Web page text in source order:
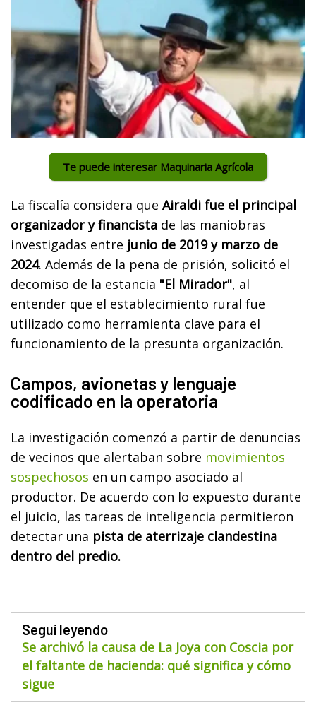
Te puede interesar Maquinaria Agrícola
La fiscalía considera que Airaldi fue el principal
organizador y financista de las maniobras
investigadas entre junio de 2019 y marzo de
2024. Además de la pena de prisión, solicitó el
decomiso de la estancia "El Mirador", al
entender que el establecimiento rural fue
utilizado como herramienta clave para el
funcionamiento de la presunta organización.
Campos, avionetas y lenguaje
codificado en la operatoria
La investigación comenzó a partir de denuncias
de vecinos que alertaban sobre movimientos
sospechosos en un campo asociado al
productor. De acuerdo con lo expuesto durante
el juicio, las tareas de inteligencia permitieron
detectar una pista de aterrizaje clandestina
dentro del predio.
Seguí leyendo
Se archivó la causa de La Joya con Coscia por
el faltante de hacienda: qué significa y cómo
sigue